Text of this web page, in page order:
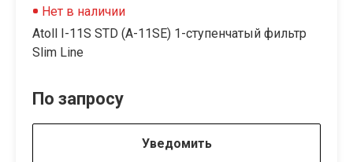
Нет в наличии
Atoll I-11S STD (A-11SE) 1-ступенчатый фильтр
Slim Line
По запросу
Уведомить